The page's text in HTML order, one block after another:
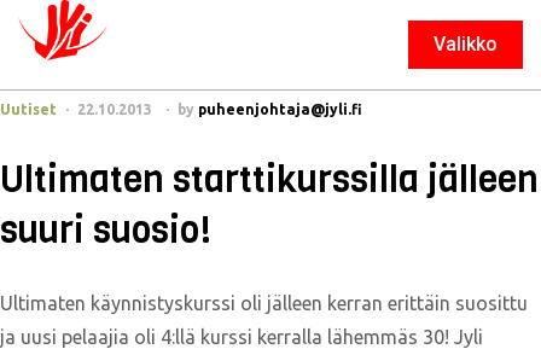
Valikko
Sulje
Uutiset 22.10.2013 by puheenjohtaja@jyli.fi
Ultimaten starttikurssilla jälleen
suuri suosio!
Ultimaten käynnistyskurssi oli jälleen kerran erittäin suosittu
ja uusi pelaajia oli 4:llä kurssi kerralla lähemmäs 30! Jyli